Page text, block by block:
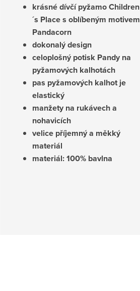
krásné dívčí pyžamo Children
´s Place s oblíbeným motivem
Pandacorn
dokonalý design
celoplošný potisk Pandy na
pyžamových kalhotách
pas pyžamových kalhot je
elastický
manžety na rukávech a
nohavicích
velice příjemný a měkký
materiál
materiál: 100% bavlna